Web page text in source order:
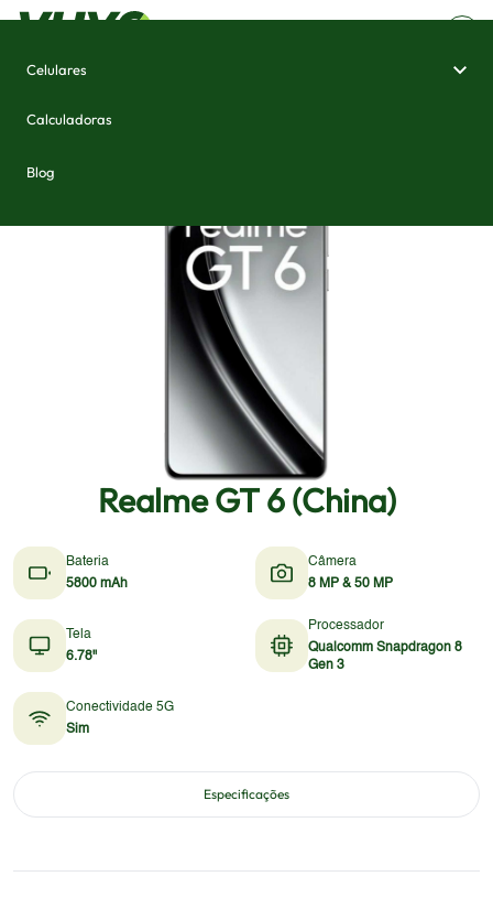
Celulares
Calculadoras
Blog
Realme GT 6 (China)
Bateria
5800 mAh
Câmera
8 MP & 50 MP
Tela
6.78"
Processador
Qualcomm Snapdragon 8
Gen 3
Conectividade 5G
Sim
Especificações